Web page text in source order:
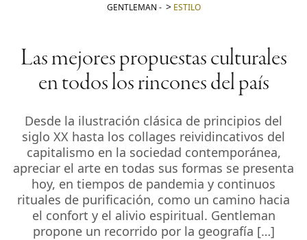
GENTLEMAN - ESTILO
Las mejores propuestas culturales
en todos los rincones del país
Desde la ilustración clásica de principios del
siglo XX hasta los collages reividincativos del
capitalismo en la sociedad contemporánea,
apreciar el arte en todas sus formas se presenta
hoy, en tiempos de pandemia y continuos
rituales de purificación, como un camino hacia
el confort y el alivio espiritual. Gentleman
propone un recorrido por la geografía […]